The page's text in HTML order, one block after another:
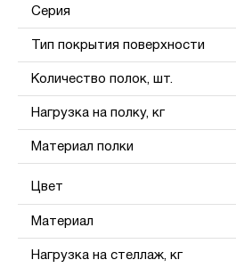
Серия
Тип покрытия поверхности
Количество полок, шт.
Нагрузка на полку, кг
Материал полки
Цвет
Материал
Нагрузка на стеллаж, кг